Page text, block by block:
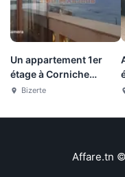
Un appartement 1er
étage à Corniche
Bizerte
Bizerte
Affare.tn ©